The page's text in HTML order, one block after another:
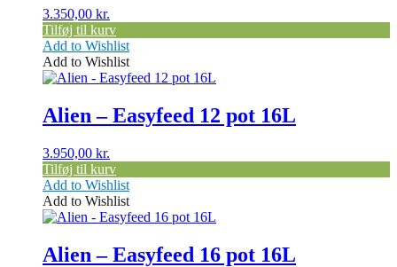
3.350,00 kr.
Tilføj til kurv
Add to Wishlist
Add to Wishlist
Alien – Easyfeed 12 pot 16L
3.950,00 kr.
Tilføj til kurv
Add to Wishlist
Add to Wishlist
Alien – Easyfeed 16 pot 16L